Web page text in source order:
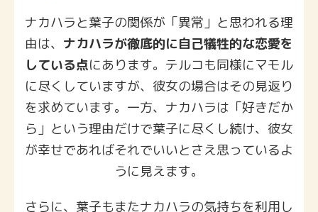
ナカハラと葉子の関係が「異常」と思われる理
由は、 ナカハラが徹底的に自己犠牲的な恋愛を
している点にあります。テルコも同様にマモル
に尽くしていますが、彼女の場合はその見返り
を求めています。一方、ナカハラは「好きだか
ら」という理由だけで葉子に尽くし続け、彼女
が幸せであればそれでいいとさえ思っているよ
うに見えます。
さらに、葉子もまたナカハラの気持ちを利用し